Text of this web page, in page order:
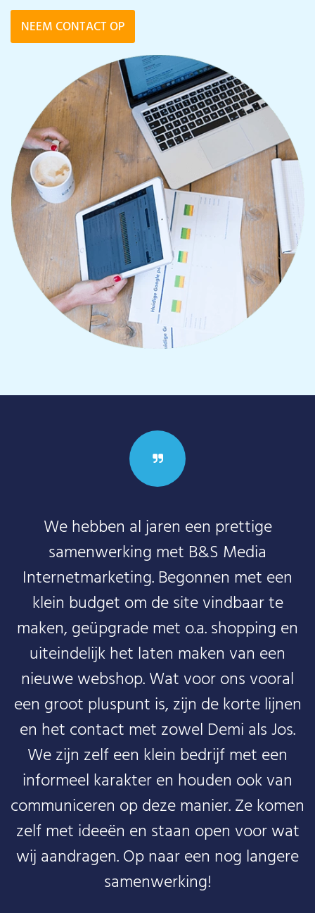
NEEM CONTACT OP
We hebben al jaren een prettige
samenwerking met B&S Media
Internetmarketing. Begonnen met een
klein budget om de site vindbaar te
maken, geüpgrade met o.a. shopping en
uiteindelijk het laten maken van een
nieuwe webshop. Wat voor ons vooral
een groot pluspunt is, zijn de korte lijnen
en het contact met zowel Demi als Jos.
We zijn zelf een klein bedrijf met een
informeel karakter en houden ook van
communiceren op deze manier. Ze komen
zelf met ideeën en staan open voor wat
wij aandragen. Op naar een nog langere
samenwerking!